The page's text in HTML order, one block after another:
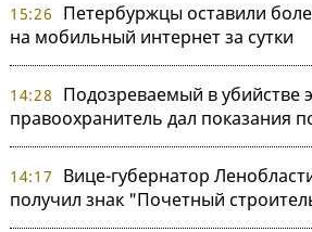
15:26
Петербуржцы оставили
на мобильный интернет за сутки
14:28
Подозреваемый в убийстве
правоохранитель дал показания
14:17
Вице-губернатор
получил знак "Почетный